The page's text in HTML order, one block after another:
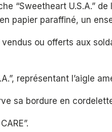
“Sweetheart U.S.A.”
papier paraffiné, un
ou offerts aux
représentant l’aigle
sa bordure en